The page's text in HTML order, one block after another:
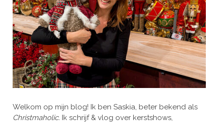
Welkom op mijn blog! Ik ben Saskia, beter bekend als
Christmaholic. Ik schrijf & vlog over kerstshows,